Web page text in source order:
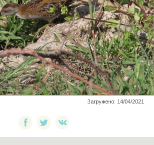
Загружено: 14/04/2021